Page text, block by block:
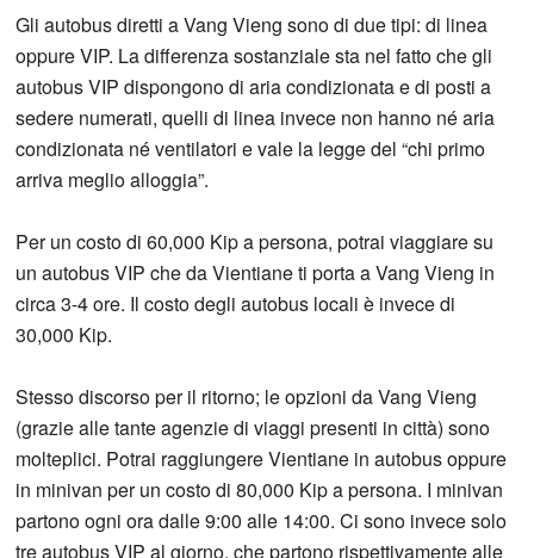
Gli autobus diretti a Vang Vieng sono di due tipi: di linea
oppure VIP. La differenza sostanziale sta nel fatto che gli
autobus VIP dispongono di aria condizionata e di posti a
sedere numerati, quelli di linea invece non hanno né aria
condizionata né ventilatori e vale la legge del “chi primo
arriva meglio alloggia”.
Per un costo di 60,000 Kip a persona, potrai viaggiare su
un autobus VIP che da Vientiane ti porta a Vang Vieng in
circa 3-4 ore. Il costo degli autobus locali è invece di
30,000 Kip.
Stesso discorso per il ritorno; le opzioni da Vang Vieng
(grazie alle tante agenzie di viaggi presenti in città) sono
molteplici. Potrai raggiungere Vientiane in autobus oppure
in minivan per un costo di 80,000 Kip a persona. I minivan
partono ogni ora dalle 9:00 alle 14:00. Ci sono invece solo
tre autobus VIP al giorno, che partono rispettivamente alle